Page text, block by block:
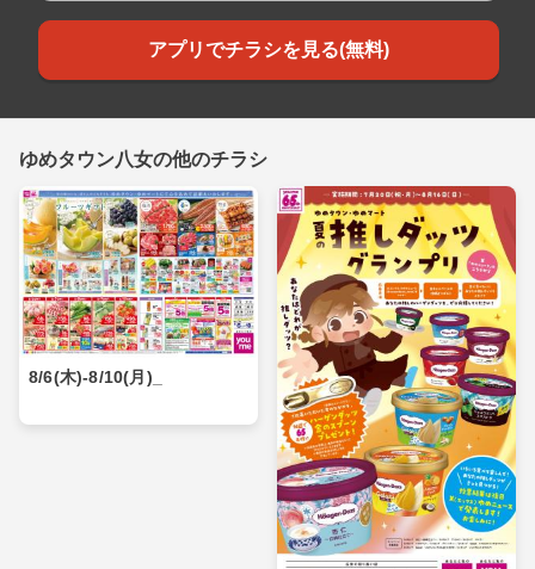
アプリでチラシを見る(無料)
ゆめタウン八女の他のチラシ
8/6(木)-8/10(月)_